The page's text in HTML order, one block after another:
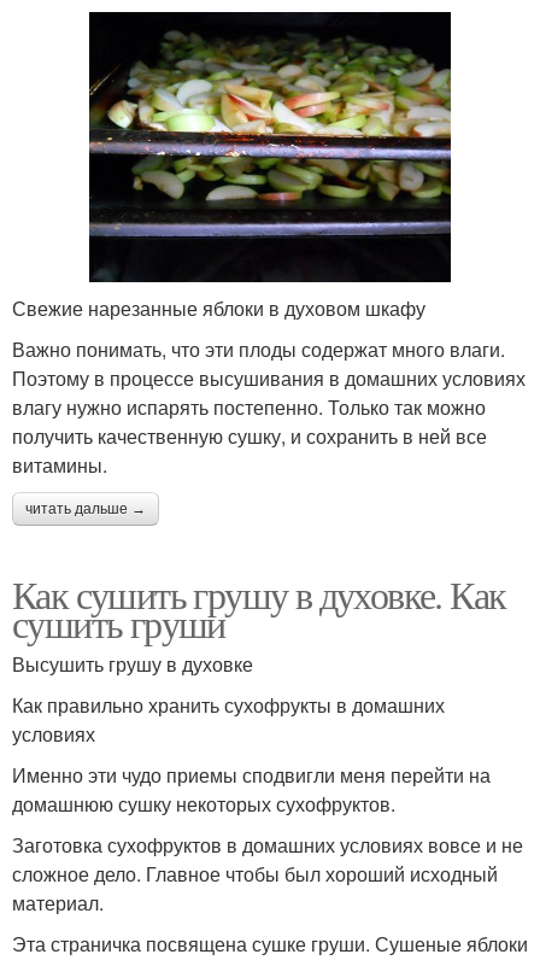
Свежие нарезанные яблоки в духовом шкафу
Важно понимать, что эти плоды содержат много влаги.
Поэтому в процессе высушивания в домашних условиях
влагу нужно испарять постепенно. Только так можно
получить качественную сушку, и сохранить в ней все
витамины.
читать дальше →
Как сушить грушу в духовке. Как
сушить груши
Высушить грушу в духовке
Как правильно хранить сухофрукты в домашних
условиях
Именно эти чудо приемы сподвигли меня перейти на
домашнюю сушку некоторых сухофруктов.
Заготовка сухофруктов в домашних условиях вовсе и не
сложное дело. Главное чтобы был хороший исходный
материал.
Эта страничка посвящена сушке груши. Сушеные яблоки